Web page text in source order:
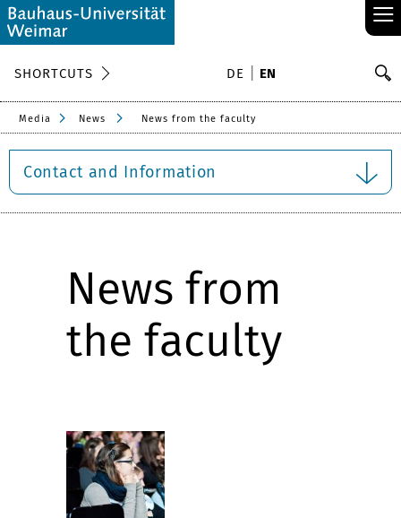
≡
SHORTCUTS DE EN
Media News News from the faculty
Contact and Information
News from
the faculty